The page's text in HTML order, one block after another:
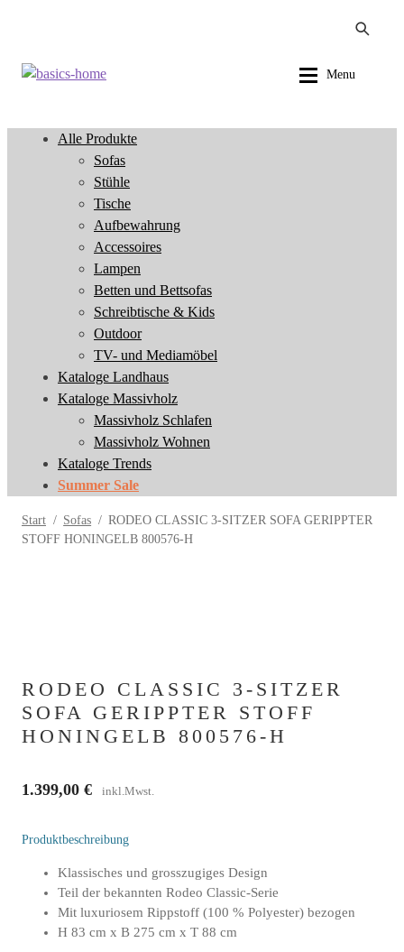
Zur
Zum
Menu
Sofas
Stühle
Tische
Aufbewahrung
Accessoires
Lampen
Betten und Bettsofas
Schreibtische & Kids
Outdoor
TV- und Mediamöbel
Kataloge Landhaus
Kataloge Massivholz
Massivholz Schlafen
Massivholz Wohnen
Kataloge Trends
Summer Sale
Alle Produkte
Sofas
Stühle
Tische
Aufbewahrung
Accessoires
Lampen
Betten und Bettsofas
Schreibtische & Kids
Outdoor
TV- und Mediamöbel
Kataloge Landhaus
Kataloge Massivholz
Massivholz Schlafen
Massivholz Wohnen
Kataloge Trends
Summer Sale
Start / Sofas / RODEO CLASSIC 3-SITZER SOFA GERIPPTER
STOFF HONINGELB 800576-H
RODEO CLASSIC 3-SITZER
SOFA GERIPPTER STOFF
HONINGELB 800576-H
1.399,00 € inkl.Mwst.
Produktbeschreibung
Klassisches und grosszugiges Design
Teil der bekannten Rodeo Classic-Serie
Mit luxuriosem Rippstoff (100 % Polyester) bezogen
H 83 cm x B 275 cm x T 88 cm